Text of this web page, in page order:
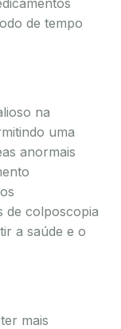
de tempo
na
uma
anormais
de colposcopia
a saúde e o
mais